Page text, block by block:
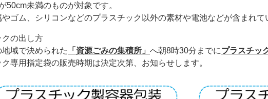
50cm未満のものが対象です。
やゴム、シリコンなどのプラスチック以外の素材や電池などが含まれて
クの出し方
域で決められた
「資源ごみの集積所」 へ朝8時30分までにプラスチッ
専用指定袋の販売時期は決定次第、お知らせします。